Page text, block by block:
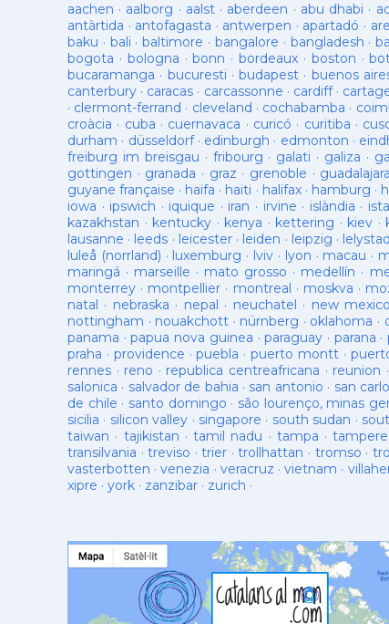
aachen · aalborg · aalst· aberdeen · abu dhabi ·
antàrtida · antofagasta · antwerpen · apartadó ·
baku · bali ·baltimore · bangalore · bangladesh ·
bogota · bologna ·bonn ·bordeaux · boston ·
bucaramanga · bucuresti · budapest · buenos
canterbury · caracas · carcassonne · cardiff·
· clermont-ferrand · cleveland · cochabamba ·
croàcia · cuba · cuernavaca · curicó · curitiba ·
durham · düsseldorf· edinburgh · edmonton ·
freiburg im breisgau · fribourg · galati · galiza ·
gottingen · granada · graz · grenoble · guadalajara
guyane française · haifa · haiti · halifax· hamburg ·
iowa · ipswich · iquique · iran · irvine · islàndia ·
kazakhstan · kentucky · kenya · kettering · kiev ·
lausanne · leeds · leicester· leiden · leipzig · lelystad
luleå (norrland) · luxemburg · lviv · lyon · macau ·
maringá · marseille · mato grosso · medellín ·
monterrey · montpellier · montreal · moskva ·
natal · nebraska · nepal · neuchatel · new mexico
nottingham · nouakchott · nürnberg · oklahoma ·
panama ·papua nova guinea ·paraguay · parana ·
praha · providence ·puebla ·puerto montt ·
rennes · reno · republica centreafricana · reunion ·
salonica · salvador de bahia · san antonio · san
de chile · santo domingo · são lourenço, minas
sicilia · silicon valley · singapore · south sudan ·
taiwan · tajikistan ·tamil nadu · tampa ·tampere
transilvania ·treviso ·trier ·trollhattan · tromso ·
vasterbotten ·venezia · veracruz ·vietnam ·
xipre · york · zanzibar · zurich ·